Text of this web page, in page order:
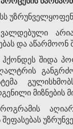
და აწარმოონ
ჰქონდეს შიდა
მიზნების
შეფასებას